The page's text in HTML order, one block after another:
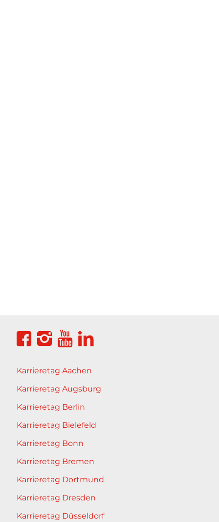
Karrieretag Aachen
Karrieretag Augsburg
Karrieretag Berlin
Karrieretag Bielefeld
Karrieretag Bonn
Karrieretag Bremen
Karrieretag Dortmund
Karrieretag Dresden
Karrieretag Düsseldorf